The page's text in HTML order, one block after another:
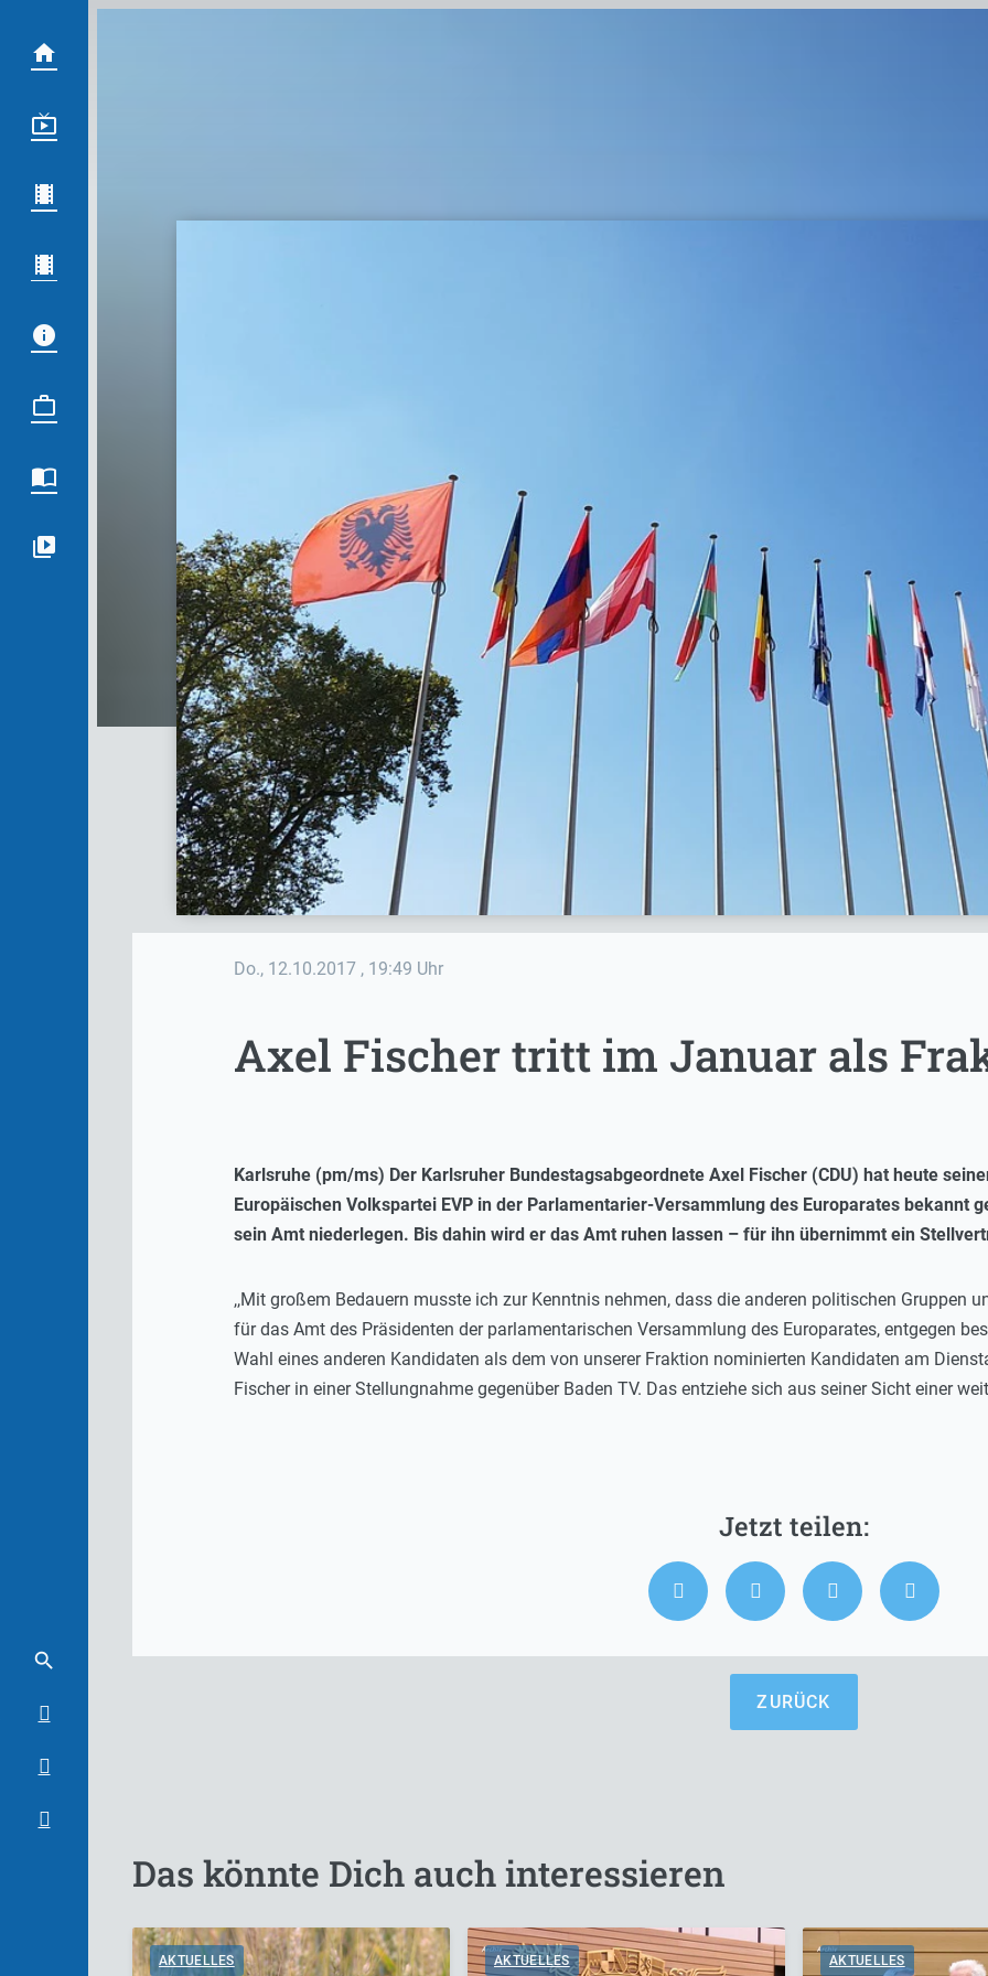
Do., 12.10.2017 , 19:49 Uhr
Axel Fischer tritt im Januar als
Karlsruhe (pm/ms) Der Karlsruher Bundestagsabgeordnete Axel Fischer (CDU) hat heute
Europäischen Volkspartei EVP in der Parlamentarier-Versammlung des Europarates bekannt
sein Amt niederlegen. Bis dahin wird er das Amt ruhen lassen – für ihn übernimmt ein
,,Mit großem Bedauern musste ich zur Kenntnis nehmen, dass die anderen politischen Gruppen
für das Amt des Präsidenten der parlamentarischen Versammlung des Europarates, entgegen
Wahl eines anderen Kandidaten als dem von unserer Fraktion nominierten Kandidaten am
Fischer in einer Stellungnahme gegenüber Baden TV. Das entziehe sich aus seiner Sicht einer
ZURÜCK
Das könnte Dich auch interessieren
AKTUELLES AKTUELLES AKTUELLES